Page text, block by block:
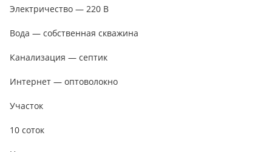
Электричество — 220 В
Вода — собственная скважина
Канализация — септик
Интернет — оптоволокно
Участок
10 соток